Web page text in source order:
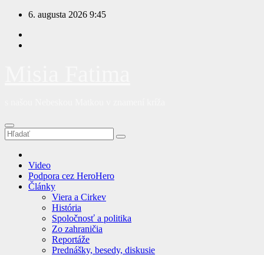
Prejsť
obsah
6. augusta 2026 9:45
Video
Podpora cez HeroHero
Články
Viera a Cirkev
História
Spoločnosť a politika
Zo zahraničia
Reportáže
Prednášky, besedy, diskusie